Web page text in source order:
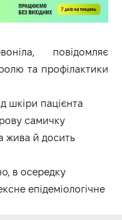
повідомляє
та профілактики
шкіри пацієнта
самичку
жива й досить
в осередку
епідеміологічне